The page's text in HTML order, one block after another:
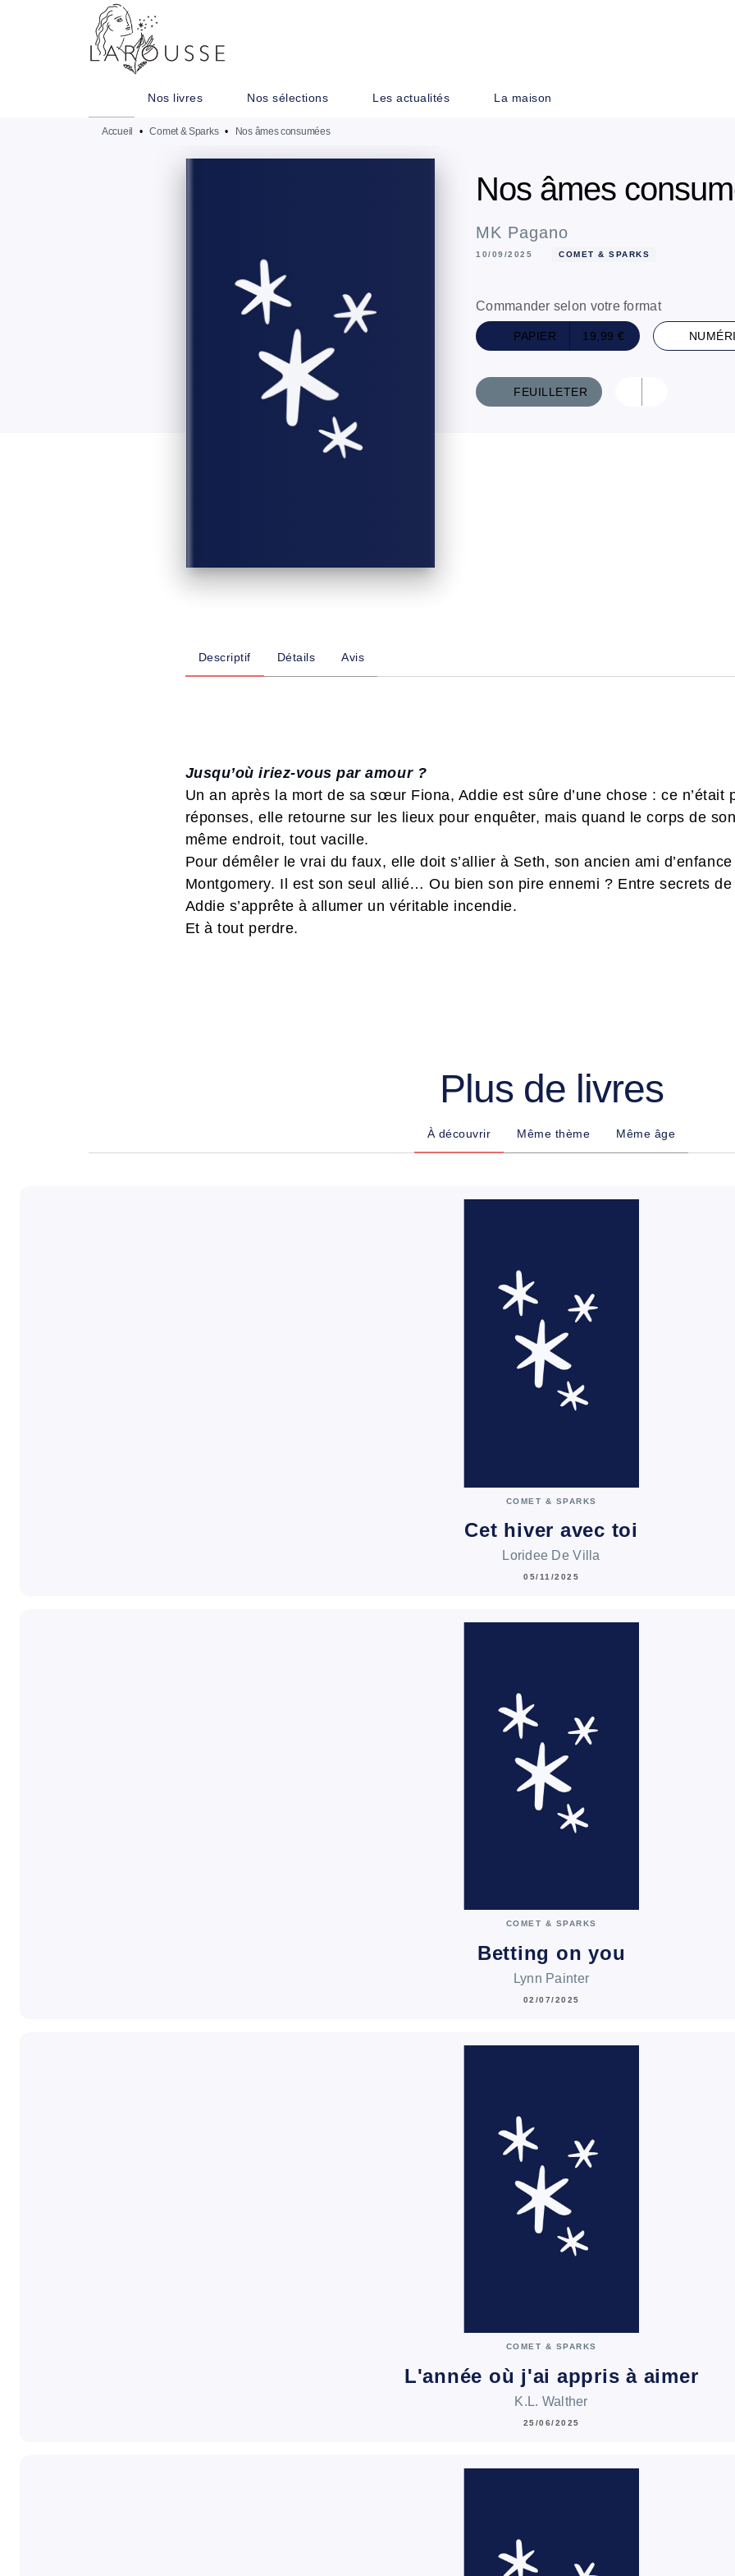
MENU
Nos livres Nos sélections Les actualités La maison
Accueil • Comet & Sparks • Nos âmes consumées
Nos âmes
MK Pagano
10/09/2025 COMET & SPARKS
Commander selon votre format
PAPIER 19,99 €
FEUILLETER
Descriptif Détails Avis
Jusqu’où iriez-vous par amour ?
Un an après la mort de sa sœur Fiona, Addie est sûre d’une chose : ce n’était
réponses, elle retourne sur les lieux pour enquêter, mais quand le corps de
même endroit, tout vacille.
Pour démêler le vrai du faux, elle doit s’allier à Seth, son ancien ami
Montgomery. Il est son seul allié… Ou bien son pire ennemi ? Entre secrets
Addie s’apprête à allumer un véritable incendie.
Et à tout perdre.
Plus de livres
À découvrir Même thème Même âge
COMET & SPARKS
Cet hiver avec toi
Loridee De Villa
05/11/2025
COMET & SPARKS
Betting on you
Lynn Painter
02/07/2025
COMET & SPARKS
L'année où j'ai appris à aimer
K.L. Walther
25/06/2025